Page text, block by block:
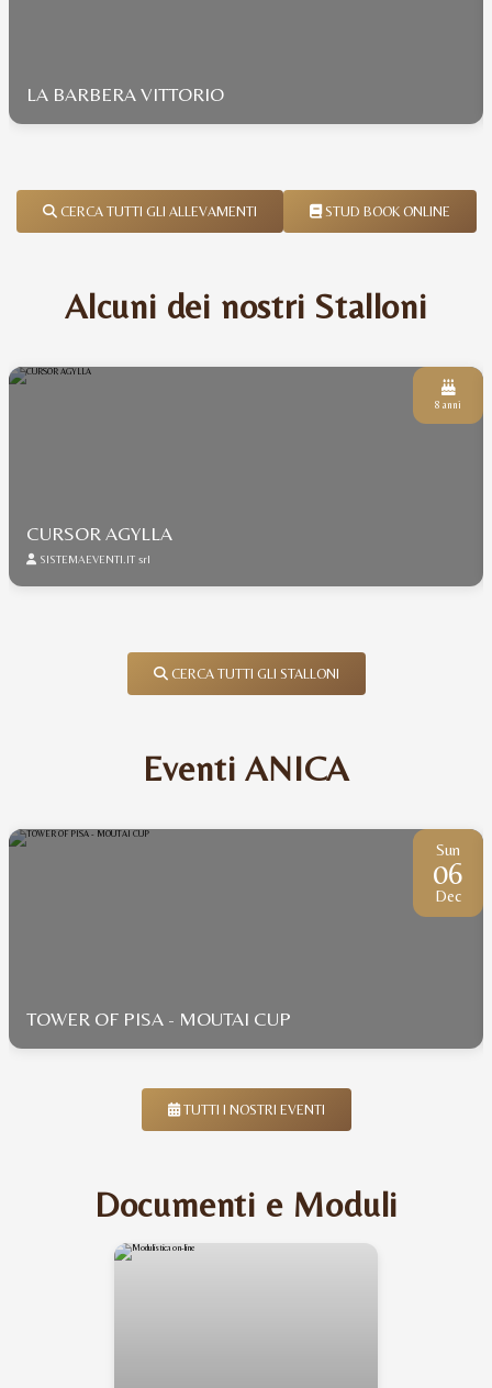
LA BARBERA VITTORIO
CERCA TUTTI GLI ALLEVAMENTI STUD BOOK ONLINE
Alcuni dei nostri Stalloni
8 anni
CURSOR AGYLLA
SISTEMAEVENTI.IT srl
CERCA TUTTI GLI STALLONI
Eventi ANICA
Sun
06
Dec
TOWER OF PISA - MOUTAI CUP
TUTTI I NOSTRI EVENTI
Documenti e Moduli